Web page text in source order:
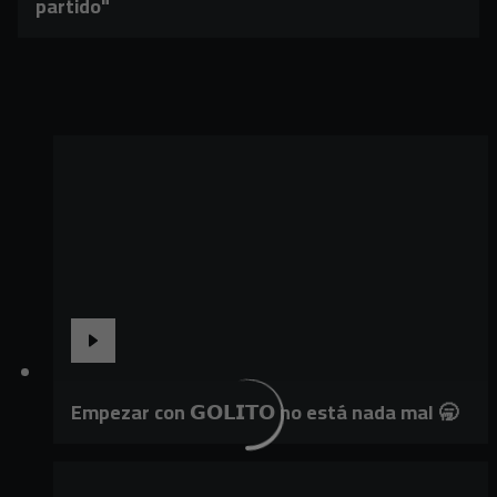
Empezar con 𝗚𝗢𝗟𝗜𝗧𝗢 no está nada mal 🥱